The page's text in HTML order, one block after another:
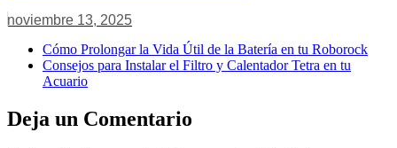
noviembre 13, 2025
Cómo Prolongar la Vida Útil de la Batería en tu Roborock
Consejos para Instalar el Filtro y Calentador Tetra en tu
Acuario
Deja un Comentario